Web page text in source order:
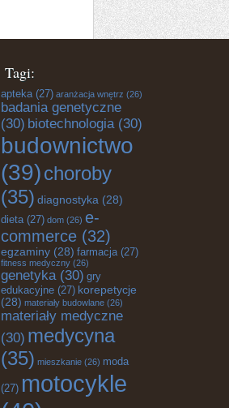
Tagi:
apteka(27) aranżacja wnętrz (26)
badania genetyczne
(30) biotechnologia(30)
budownictwo
(39)choroby
(35) diagnostyka (28)
dieta(27) dom (26) e-
commerce (32)
egzaminy (28) farmacja(27)
fitness medyczny (26)
genetyka(30) gry
edukacyjne (27) korepetycje
(28) materiały budowlane (26)
materiały medyczne
(30) medycyna
(35) mieszkanie (26) moda
(27) motocykle